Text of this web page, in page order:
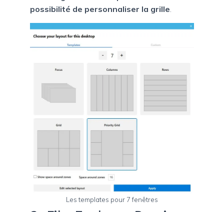
possibilité de personnaliser la grille.
Les templates pour 7 fenêtres